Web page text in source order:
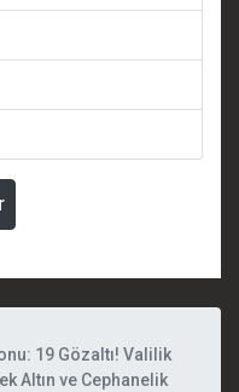
19 Gözaltı! Valilik
Altın ve Cephanelik